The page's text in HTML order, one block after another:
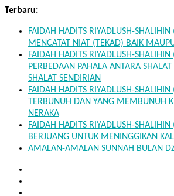
Skip
content
Terbaru:
FAIDAH HADITS RIYADLUSH-
MENCATAT NIAT (TEKAD) BAIK
FAIDAH HADITS RIYADLUSH-
PERBEDAAN PAHALA ANTARA
SHALAT SENDIRIAN
FAIDAH HADITS RIYADLUSH-
TERBUNUH DAN YANG MEMBUNUH
NERAKA
FAIDAH HADITS RIYADLUSH-
BERJUANG UNTUK MENINGGIKAN
AMALAN-AMALAN SUNNAH BULAN